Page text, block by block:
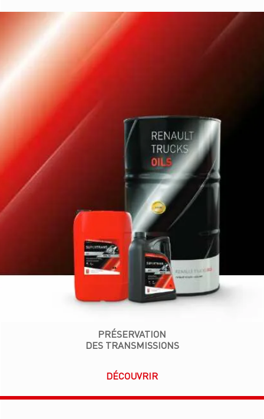
PRÉSERVATION
DES TRANSMISSIONS
DÉCOUVRIR